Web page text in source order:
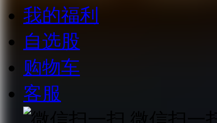
我的福利
自选股
购物车
客服